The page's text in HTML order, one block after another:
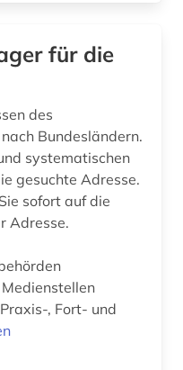
bildung (2)
für die
des
Bundesländern.
systematischen
gesuchte Adresse.
sofort auf die
Adresse.
, Fort- und